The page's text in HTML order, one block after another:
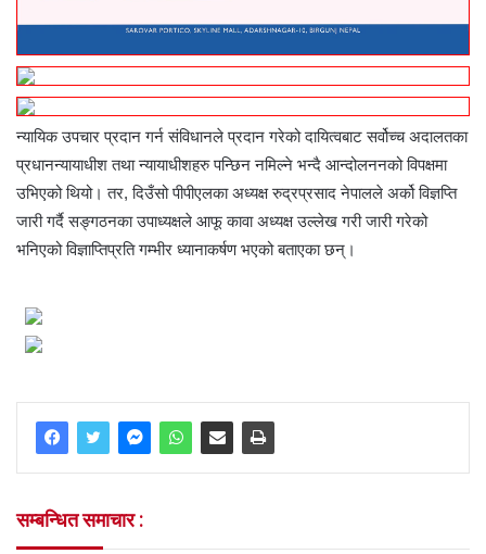
न्यायिक उपचार प्रदान गर्न संविधानले प्रदान गरेको दायित्वबाट सर्वोच्च अदालतका
प्रधानन्यायाधीश तथा न्यायाधीशहरु पन्छिन नमिल्ने भन्दै आन्दोलननको विपक्षमा
उभिएको थियो। तर, दिउँसो पीपीएलका अध्यक्ष रुद्रप्रसाद नेपालले अर्को विज्ञप्ति
जारी गर्दै सङ्‍गठनका उपाध्यक्षले आफू कावा अध्यक्ष उल्लेख गरी जारी गरेको
भनिएको विज्ञाप्तिप्रति गम्भीर ध्यानाकर्षण भएको बताएका छन्।
सम्बन्धित समाचार :